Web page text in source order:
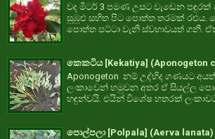
වද මීටර් 3 පමණ උසට වැඩෙන පඳුරක්
සුඹුළු සහිත පිට පොත්ත තරමක් රළුය.
පොත්ත පට්ටා වැනි ස්වභාවයත් ගනී.
කෙකටිය [Kekatiya] (Aponogeton
Aponogeton නම් උද්භිද ගණයට
ලංකාවෙන් හමුවන අතර ඒ සියල්ල
හඳුන්වයි. එයින් විශේෂ හතරක්
පොල්පලා [Polpala] (Aerva lanata)